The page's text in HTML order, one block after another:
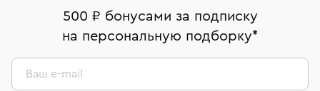
комиссионных украшений и часов смотрите на
странице«Возврат украшений»
Москва, ул. Грузинский Вал, д. 28/45
Срок бронирования украшения при самовывозе из
Оплата наличными или картой
Система быстрых платежей (по QR-коду)
В кредит от Т-Банка (до 50 000 руб., на 3–6 мес.)
номер (УИН)
На особо ценные изделия получены
сертификаты МГУ и других геммологических
лабораторий
500 ₽ бонусами за подписку
на персональную подборку*
Ваш e-mail